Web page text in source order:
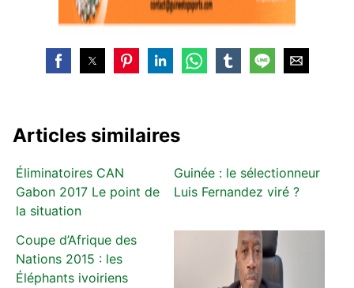
Articles similaires
Éliminatoires CAN
Gabon 2017 Le point de
la situation
Guinée : le sélectionneur
Luis Fernandez viré ?
Coupe d’Afrique des
Nations 2015 : les
Éléphants ivoiriens